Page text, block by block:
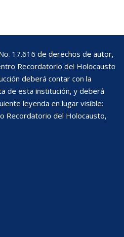
17.616 de derechos de autor,
Recordatorio del Holocausto
deberá contar con la
de esta institución, y deberá
leyenda en lugar visible:
Recordatorio del Holocausto,